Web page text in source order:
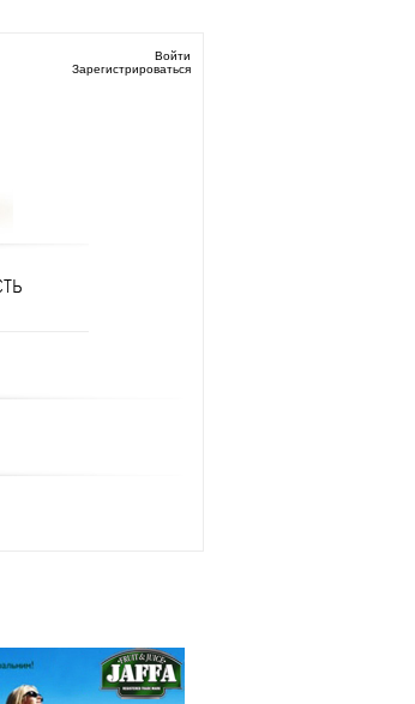
Войти
Зарегистрироваться